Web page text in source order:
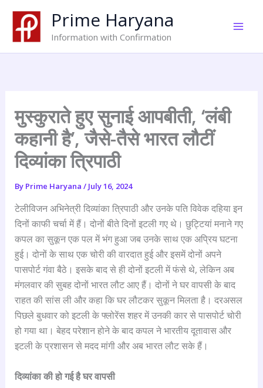
content
Prime Haryana
Information with Confirmation
मुस्कुराते हुए सुनाई आपबीती, ‘लंबी
कहानी है’, जैसे-तैसे भारत लौटीं
दिव्यांका त्रिपाठी
By Prime Haryana / July 16, 2024
टेलीविजन अभिनेत्री दिव्यांका त्रिपाठी और उनके पति विवेक दहिया इन
दिनों काफी चर्चा में हैं। दोनों बीते दिनों इटली गए थे। छुट्टियां मनाने गए
कपल का सुकून एक पल में भंग हुआ जब उनके साथ एक अप्रिय घटना
हुई। दोनों के साथ एक चोरी की वारदात हुई और इसमें दोनों अपने
पासपोर्ट गंवा बैठे। इसके बाद से ही दोनों इटली में फंसे थे, लेकिन अब
मंगलवार की सुबह दोनों भारत लौट आए हैं। दोनों ने घर वापसी के बाद
राहत की सांस ली और कहा कि घर लौटकर सुकून मिलता है। दरअसल
पिछले बुधवार को इटली के फ्लोरेंस शहर में उनकी कार से पासपोर्ट चोरी
हो गया था। बेहद परेशान होने के बाद कपल ने भारतीय दूतावास और
इटली के प्रशासन से मदद मांगी और अब भारत लौट सके हैं।
दिव्यांका की हो गई है घर वापसी